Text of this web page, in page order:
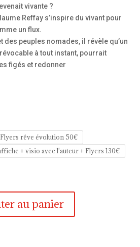
vivante ?
Reffay s’inspire du vivant pour
un flux.
des peuples nomades, il révèle qu’un
à tout instant, pourrait
figés et redonner
rêve évolution 50€
+ visio avec l'auteur + Flyers 130€
au panier